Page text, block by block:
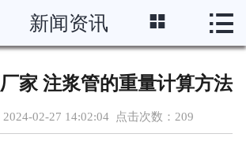
 首页
新闻资讯  
家 注浆管的重量计算方法
02-27 14:02:04 点击次数： 209